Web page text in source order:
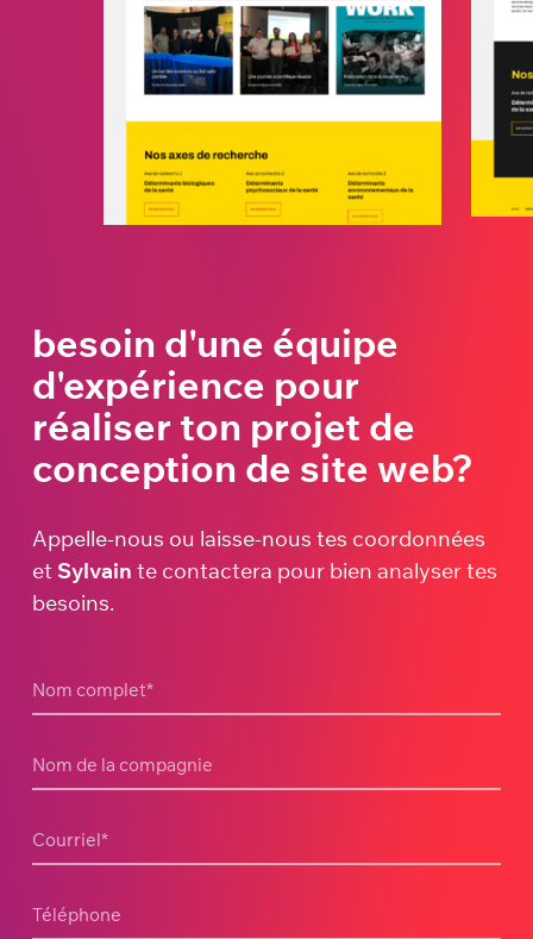
besoin d'une équipe
d'expérience pour
réaliser ton projet de
conception de site web?
Appelle-nous ou laisse-nous tes coordonnées
et Sylvain te contactera pour bien analyser tes
besoins.
Nom complet*
Nom de la compagnie
Courriel*
Téléphone